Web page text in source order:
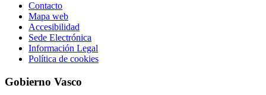
Contacto
Mapa web
Accesibilidad
Sede Electrónica
Información Legal
Política de cookies
Gobierno Vasco